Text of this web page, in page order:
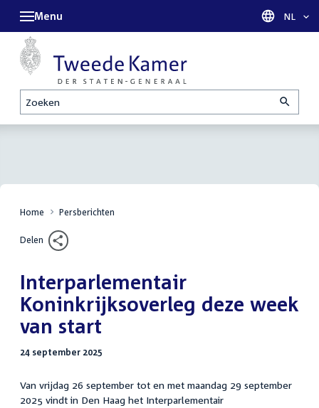
Zoeken
Menu Taal
NL
Home Persberichten
Delen
Interparlementair
Koninkrijksoverleg deze week
van start
24 september 2025
Van vrijdag 26 september tot en met maandag 29 september
2025 vindt in Den Haag het Interparlementair